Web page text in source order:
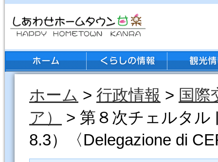
ホーム > 行政情報 > 国際
ア）
> 第８次チェルタル
8.3）〈Delegazione di